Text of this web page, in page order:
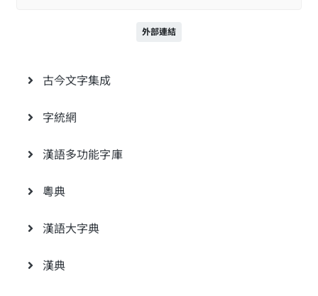
外部連結
古今文字集成
字統網
漢語多功能字庫
粵典
漢語大字典
漢典